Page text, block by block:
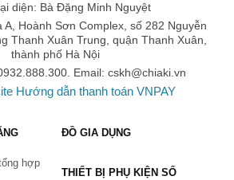
diện: Bà Đặng Minh Nguyệt
Hoành Sơn Complex, số 282 Nguyễn
Thanh Xuân Trung, quận Thanh Xuân,
thành phố Hà Nội
Email: cskh@chiaki.vn
Hướng dẫn thanh toán VNPAY
hợp
ĐỒ GIA DỤNG
THIẾT BỊ PHỤ KIỆN SỐ